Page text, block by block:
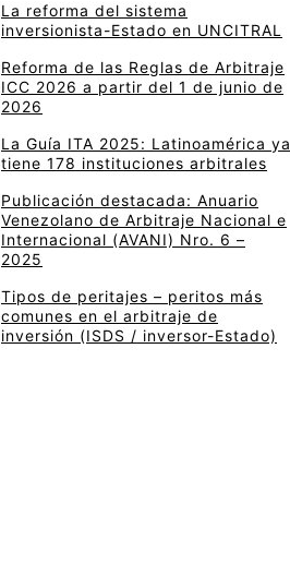
La reforma del sistema
inversionista-Estado en UNCITRAL
Reforma de las Reglas de Arbitraje
ICC 2026 a partir del 1 de junio de
2026
La Guía ITA 2025: Latinoamérica ya
tiene 178 instituciones arbitrales
Publicación destacada: Anuario
Venezolano de Arbitraje Nacional e
Internacional (AVANI) Nro. 6 –
2025
Tipos de peritajes – peritos más
comunes en el arbitraje de
inversión (ISDS / inversor-Estado)